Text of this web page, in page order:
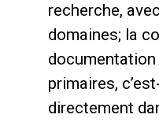
recherche,
domaines; la
primaires,
directement